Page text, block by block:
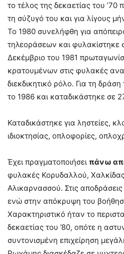
το τέλος της δεκαετίας του ’70
τη σύζυγό του και για λίγους
Το 1980 συνελήφθη για
τηλεοράσεων και φυλακίστηκε
Δεκέμβριο του 1981
κρατουμένων στις φυλακές
διεκδικητικό ρόλο. Για τη
το 1986 και καταδικάστηκε σε
Καταδικάστηκε για ληστείες,
ιδιοκτησίας, οπλοφορίες,
Έχει πραγματοποιήσει πάνω
φυλακές Κορυδαλλού,
Αλικαρνασσού. Στις
ενώ στην απόκρυψη του
Χαρακτηριστικό ήταν το
δεκαετίας του ’80, οπότε η
συντονισμένη επιχείρηση